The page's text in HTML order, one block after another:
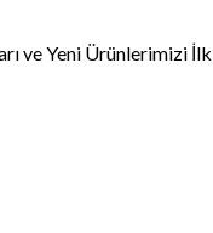
ve Yeni Ürünlerimizi İlk